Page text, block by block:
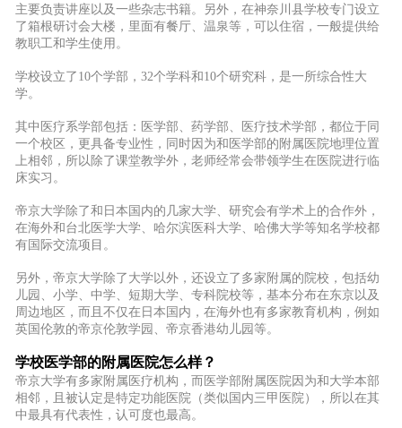
主要负责讲座以及一些杂志书籍。
另外，在神奈川县学校专门设立
了箱根研讨会大楼，里面有餐厅、温泉等，可以住宿，一般提供给
教职工和学生使用。
学校设立了10个学部，32个学科和10个研究科，是一所综合性大
学。
其中医疗系学部包括：医学部、药学部、医疗技术学部，都位于同
一个校区，更具备专业性，同时因为和医学部的附属医院地理位置
上相邻，所以除了课堂教学外，老师经常会带领学生在医院进行临
床实习。
帝京大学除了和日本国内的几家大学、研究会有学术上的合作外，
在海外和台北医学大学、哈尔滨医科大学、哈佛大学等知名学校都
有国际交流项目。
另外，帝京大学除了大学以外，还设立了多家附属的院校，包括幼
儿园、小学、中学、短期大学、专科院校等，基本分布在东京以及
周边地区，而且不仅在日本国内，在海外也有多家教育机构，例如
英国伦敦的帝京伦敦学园、帝京香港幼儿园等。
学校医学部的附属医院怎么样？
帝京大学有多家附属医疗机构，而医学部附属医院因为和大学本部
相邻，且被认定是特定功能医院（类似国内三甲医院），所以在其
中最具有代表性，认可度也最高。